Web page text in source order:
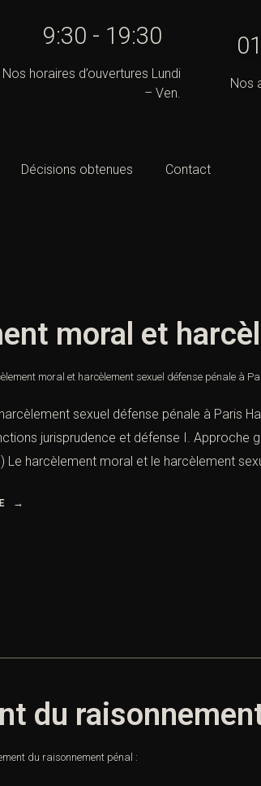
9:30 - 19:30
Nos horaires d’ouvertures Lundi
– Ven.
Nos
Décisions obtenues Contact
moral et
moral et harcèlement sexuel défense pénale à
sexuel défense pénale à Paris
jurisprudence et défense I. Approche
Le harcèlement moral et le harcèlement
du
du raisonnement pénal :